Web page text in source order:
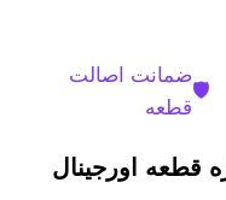
🛡️
ضمانت اصالت
قطعه
قطعه اورجینال